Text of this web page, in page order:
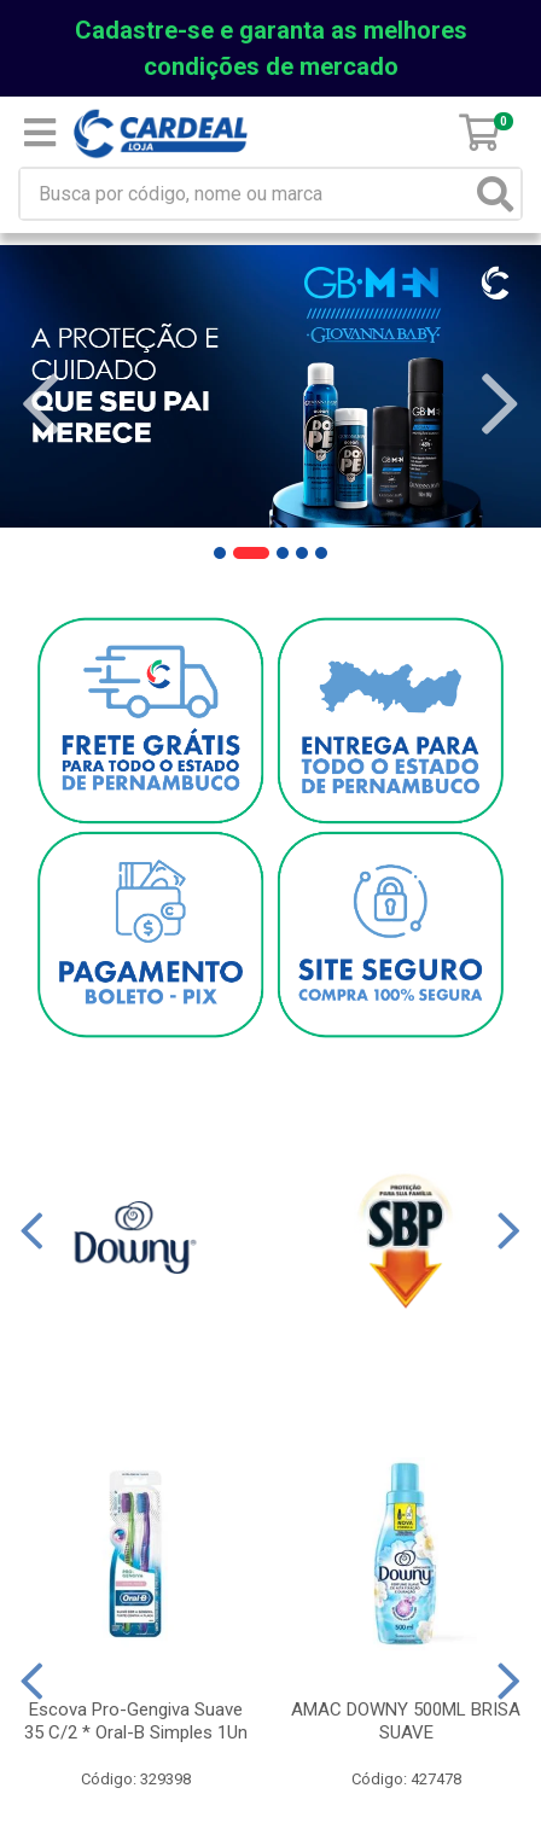
Cadastre-se e garanta as melhores
condições de mercado
0
Escova Pro-Gengiva Suave
35 C/2 * Oral-B Simples 1Un
Código: 329398
AMAC DOWNY 500ML BRISA
SUAVE
Código: 427478